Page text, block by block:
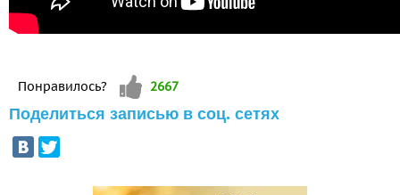
Понравилось? Vote up!
2667
Поделиться записью в соц. сетях